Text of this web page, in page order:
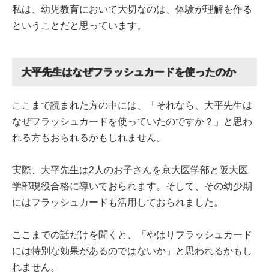
私は、幼児教育において大切なのは、体験が理解を作る
ということだと思っています。
大平先生はなぜフラッシュカードを使ったのか
ここまで読まれた方の中には、「それなら、大平先生は
なぜフラッシュカードを使っていたのですか？」と思わ
れる方もおられるかもしれません。
実際、大平先生は2人のお子さんを京大医学部と阪大医
学部現役合格に導いておられます。そして、その幼少期
にはフラッシュカードも活用しておられました。
ここまでの話だけを聞くと、「やはりフラッシュカード
には特別な効果があるのではないか」と思われるかもし
れません。